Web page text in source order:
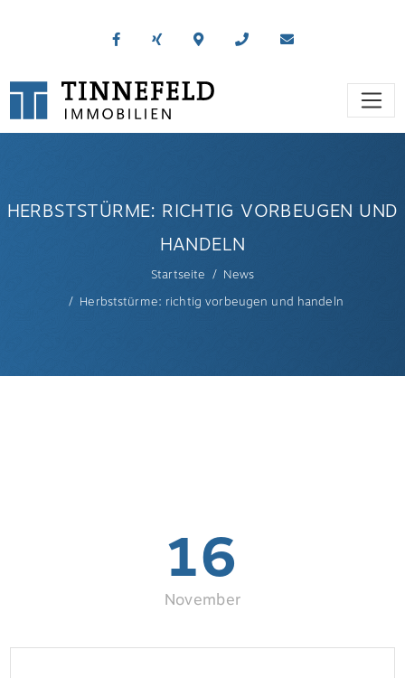
HERBSTSTÜRME: RICHTIG VORBEUGEN UND
HANDELN
Startseite
News
Herbststürme: richtig vorbeugen und handeln
16
November